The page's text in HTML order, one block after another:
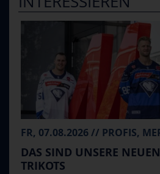
DAS SIND UNSERE NEUEN
TRIKOTS